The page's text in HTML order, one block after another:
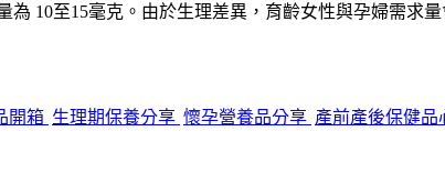
10至15毫克。由於生理差異，育齡女性與孕婦需求
開箱 生理期保養分享 懷孕營養品分享 產前產後保健品